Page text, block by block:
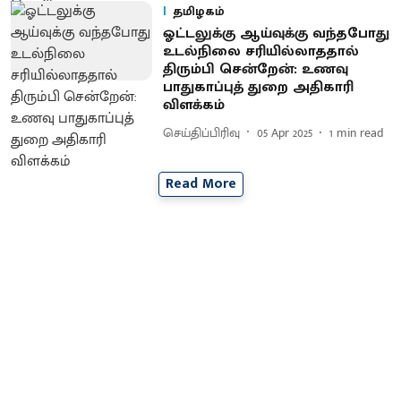
தமிழகம்
ஓட்டலுக்கு ஆய்வுக்கு வந்தபோது
உடல்நிலை சரியில்லாததால்
திரும்பி சென்றேன்: உணவு
பாதுகாப்புத் துறை அதிகாரி
விளக்கம்
செய்திப்பிரிவு 05 Apr 2025 1 min read
Read More